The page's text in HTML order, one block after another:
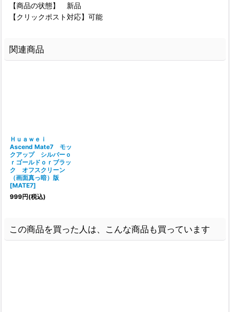
【商品の状態】 新品
【クリックポスト対応】可能
関連商品
Ｈｕａｗｅｉ
Ascend Mate7 モッ
クアップ シルバーｏ
ｒゴールドｏｒブラッ
ク オフスクリーン
（画面真っ暗）版
[MATE7]
999円(税込)
この商品を買った人は、こんな商品も買っています